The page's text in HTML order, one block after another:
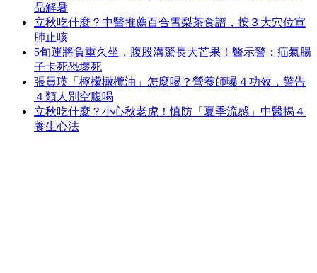
品解暑
立秋吃什麼？中醫推薦百合雪梨茶食譜，按３大穴位宣
肺止咳
5旬運將負重久坐，腹股溝驚長大芒果！醫示警：疝氣腸
子卡死恐壞死
張員瑛「檸檬橄欖油」怎麼喝？營養師曝４功效，警告
４類人別空腹喝
立秋吃什麼？小心秋老虎！慎防「夏季流感」中醫揭４
養生心法